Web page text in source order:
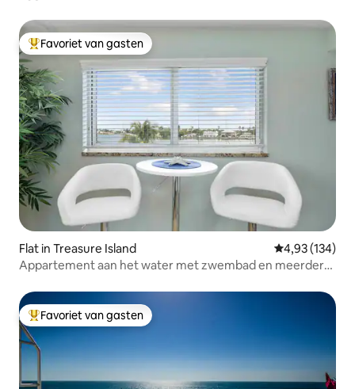
Topfavoriet van gasten
Favoriet van gasten
Flat in Treasure Island Gemiddelde
4,93 (134)
Appartement aan het water met zwembad en meerdere
Topfavoriet van gasten
Favoriet van gasten